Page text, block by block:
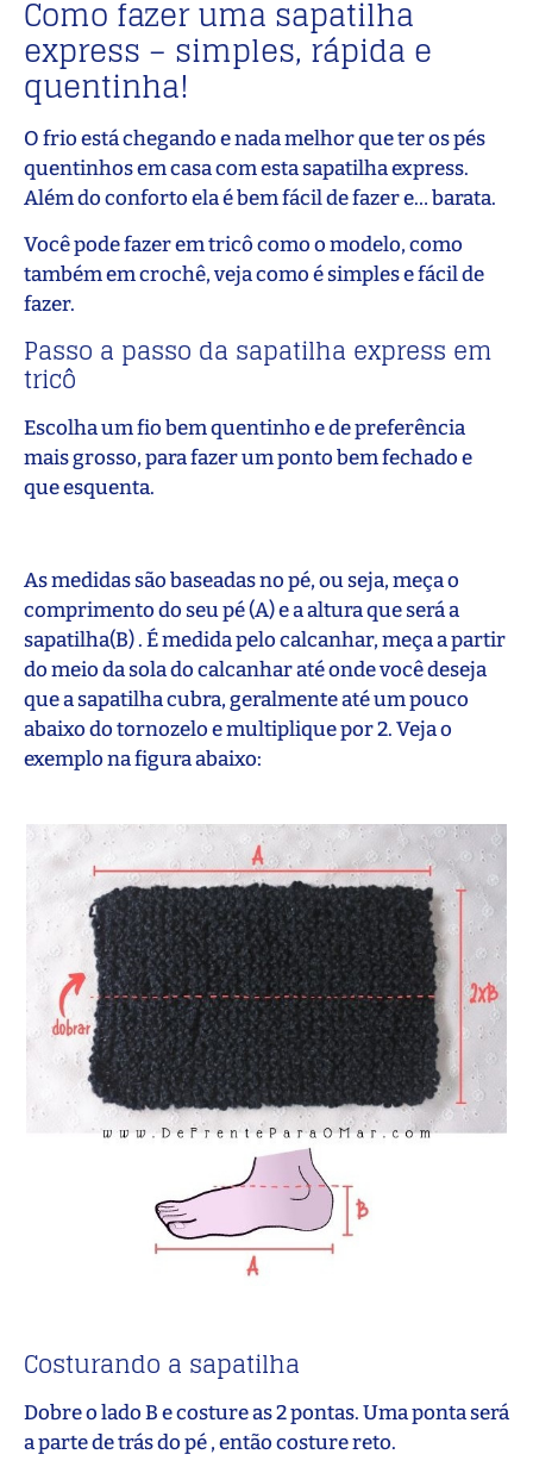
Como fazer uma sapatilha
express – simples, rápida e
quentinha!
O frio está chegando e nada melhor que ter os pés
quentinhos em casa com esta sapatilha express.
Além do conforto ela é bem fácil de fazer e… barata.
Você pode fazer em tricô como o modelo, como
também em crochê, veja como é simples e fácil de
fazer.
Passo a passo da sapatilha express em
tricô
Escolha um fio bem quentinho e de preferência
mais grosso, para fazer um ponto bem fechado e
que esquenta.
As medidas são baseadas no pé, ou seja, meça o
comprimento do seu pé (A) e a altura que será a
sapatilha(B) . É medida pelo calcanhar, meça a partir
do meio da sola do calcanhar até onde você deseja
que a sapatilha cubra, geralmente até um pouco
abaixo do tornozelo e multiplique por 2. Veja o
exemplo na figura abaixo:
Costurando a sapatilha
Dobre o lado B e costure as 2 pontas. Uma ponta será
a parte de trás do pé , então costure reto.